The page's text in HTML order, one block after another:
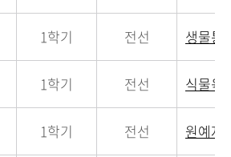
1학기 전선 생물통
1학기 전선 식물육
1학기 전선 원예자